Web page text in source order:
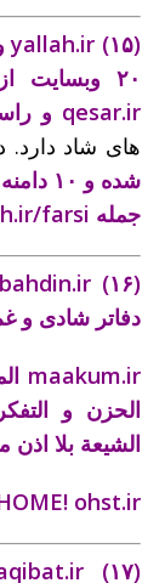
(۱۵) yallah.ir
۲۰ وبسايت
qesar.ir و
های شاد دارد.
جمله farsi
(۱۶) bahdin.ir
دفاتر شادی و
maakum.ir
الحزن و
الشيعة بلا
ohst.ir
(۱۷)